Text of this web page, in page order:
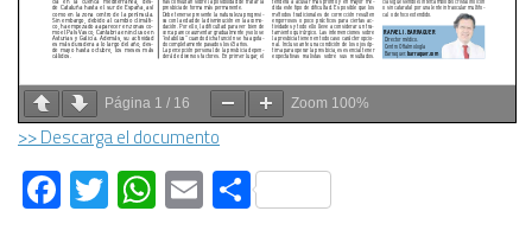
Página 1 / 16 Zoom 100%
>> Descarga el documento
Facebook
Twitter
WhatsApp
EmailCompartir